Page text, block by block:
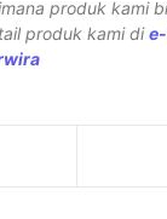
produk kami
produk kami di